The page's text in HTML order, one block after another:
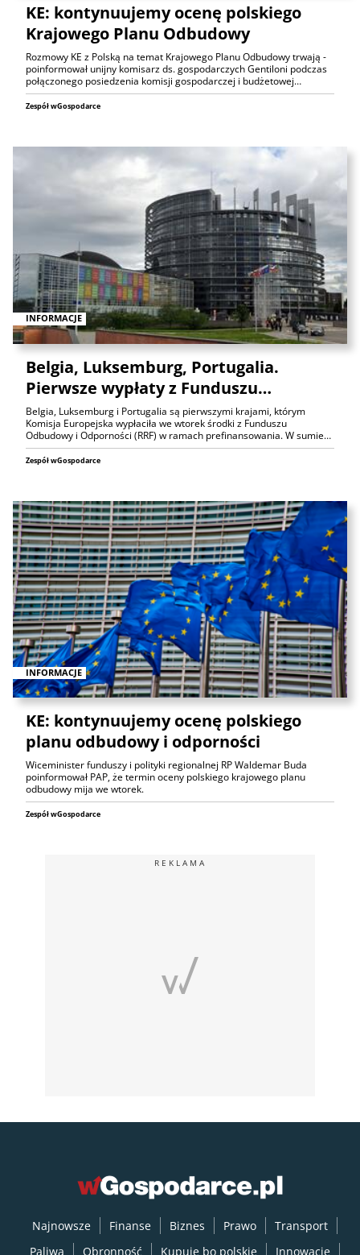
KE: kontynuujemy ocenę polskiego
Krajowego Planu Odbudowy
Rozmowy KE z Polską na temat Krajowego Planu Odbudowy trwają -
poinformował unijny komisarz ds. gospodarczych Gentiloni podczas
połączonego posiedzenia komisji gospodarczej i budżetowej…
Zespół wGospodarce
INFORMACJE
Belgia, Luksemburg, Portugalia.
Pierwsze wypłaty z Funduszu…
Belgia, Luksemburg i Portugalia są pierwszymi krajami, którym
Komisja Europejska wypłaciła we wtorek środki z Funduszu
Odbudowy i Odporności (RRF) w ramach prefinansowania. W sumie…
Zespół wGospodarce
INFORMACJE
KE: kontynuujemy ocenę polskiego
planu odbudowy i odporności
Wiceminister funduszy i polityki regionalnej RP Waldemar Buda
poinformował PAP, że termin oceny polskiego krajowego planu
odbudowy mija we wtorek.
Zespół wGospodarce
REKLAMA
Najnowsze Finanse Biznes Prawo
Transport
Paliwa
Obronność Kupuję bo polskie Innowacje